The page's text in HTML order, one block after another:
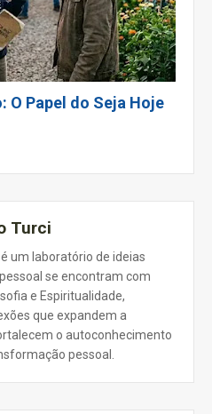
O Papel do Seja Hoje
Turci
um laboratório de ideias
se encontram com
e Espiritualidade,
que expandem a
o autoconhecimento
pessoal.